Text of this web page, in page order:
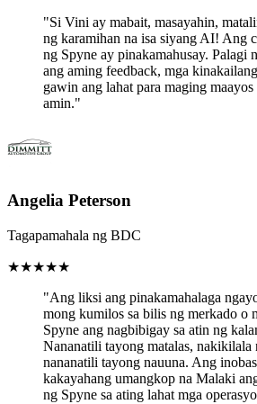
"Si Vini ay mabait, masayahin,
ng karamihan na isa siyang AI! Ang
ng Spyne ay pinakamahusay. Palagi
ang aming feedback, mga
gawin ang lahat para maging maayos
amin."
Angelia Peterson
Tagapamahala ng BDC
★★★★★
"Ang liksi ang pinakamahalaga
mong kumilos sa bilis ng merkado o
Spyne ang nagbibigay sa atin ng
Nananatili tayong matalas, nakikilala
nananatili tayong nauuna. Ang
kakayahang umangkop na Malaki
ng Spyne sa ating lahat mga